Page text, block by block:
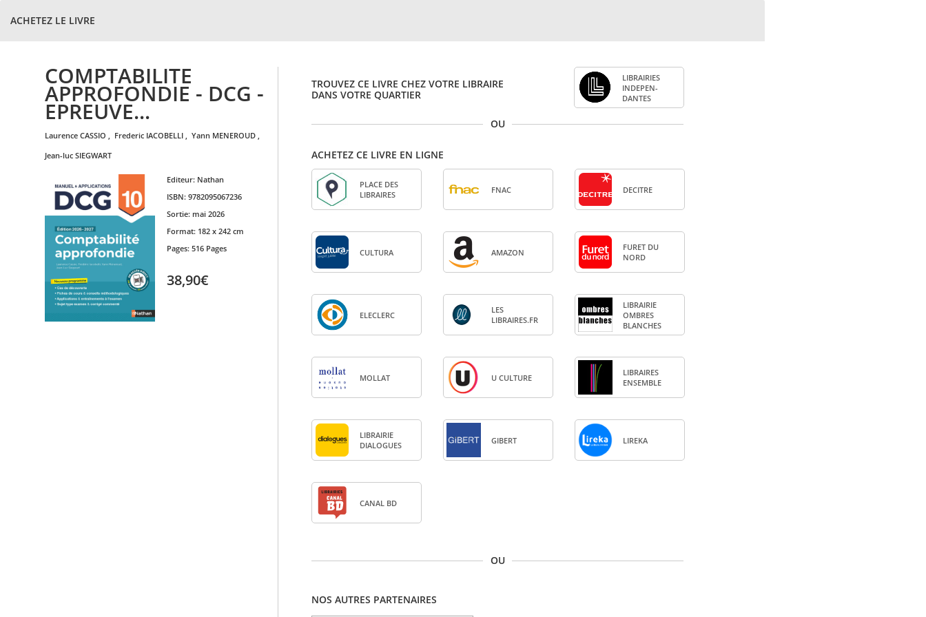
ACHETEZ LE LIVRE
COMPTABILITE
APPROFONDIE - DCG -
EPREUVE...
laurence CASSIO , frederic IACOBELLI , yann MENEROUD ,
jean-luc SIEGWART
Editeur: Nathan
ISBN: 9782095067236
Sortie: mai 2026
Format: 182 x 242 cm
Pages: 516 Pages
38,90€
TROUVEZ CE LIVRE CHEZ VOTRE LIBRAIRE
DANS VOTRE QUARTIER
LIBRAI­RIES
INDE­PEN­
DANTES
OU
ACHETEZ CE LIVRE EN LIGNE
PLACE DES
LIBRAIRES
FNAC DECITRE
CULTURA AMA­ZON
FURET DU
NORD
ELE­CLERC
LES
LIBRAIRES.FR
LIBRAI­RIE
OMBRES
BLANCHES
MOL­LAT U CULTURE
LIBRAIRES
ENSEMBLE
LIBRAI­RIE
DIA­LOGUES
GIBERT LIREKA
CANAL BD
OU
NOS AUTRES PARTENAIRES